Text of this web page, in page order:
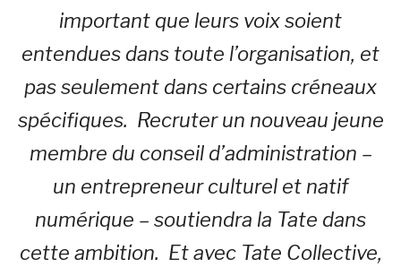
important que leurs voix soient
entendues dans toute l’organisation, et
pas seulement dans certains créneaux
spécifiques. Recruter un nouveau jeune
membre du conseil d’administration –
un entrepreneur culturel et natif
numérique – soutiendra la Tate dans
cette ambition. Et avec Tate Collective,